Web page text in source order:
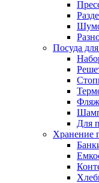
Посуда
Для
Хранение